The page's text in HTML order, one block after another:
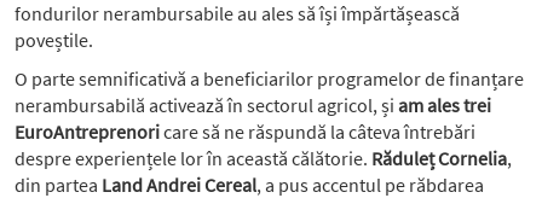
fondurilor nerambursabile au ales să își împărtășească
poveștile.
O parte semnificativă a beneficiarilor programelor de finanțare
nerambursabilă activează în sectorul agricol, și am ales trei
EuroAntreprenoricare să ne răspundă la câteva întrebări
despre experiențele lor în această călătorie. Răduleț Cornelia,
din partea Land Andrei Cereal, a pus accentul pe răbdarea